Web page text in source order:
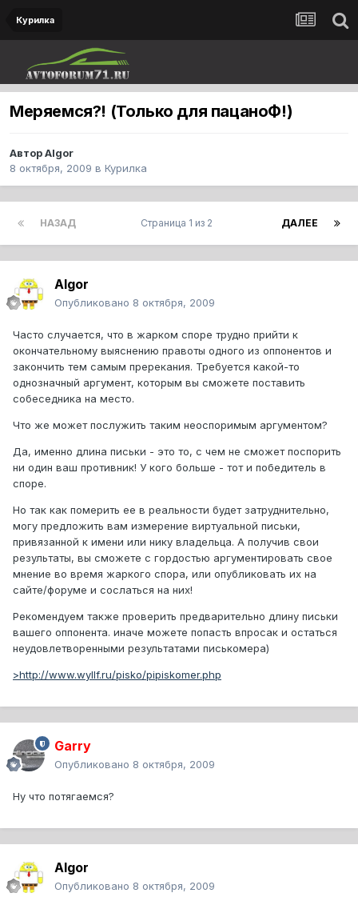
Курилка
Меряемся?! (Только для пацаноФ!)
АвторAlgor
8 октября, 2009 в Курилка
НАЗАД ДАЛЕЕ
Страница 1 из 2
Algor
Опубликовано 8 октября, 2009
Часто случается, что в жарком споре трудно прийти к
окончательному выяснению правоты одного из оппонентов и
закончить тем самым пререкания. Требуется какой-то
однозначный аргумент, которым вы сможете поставить
собеседника на место.
Что же может послужить таким неоспоримым аргументом?
Да, именно длина письки - это то, с чем не сможет поспорить
ни один ваш противник! У кого больше - тот и победитель в
споре.
Но так как померить ее в реальности будет затруднительно,
могу предложить вам измерение виртуальной письки,
привязанной к имени или нику владельца. А получив свои
результаты, вы сможете с гордостью аргументировать свое
мнение во время жаркого спора, или опубликовать их на
сайте/форуме и сослаться на них!
Рекомендуем также проверить предварительно длину письки
вашего оппонента. иначе можете попасть впросак и остаться
неудовлетворенными результатами писькомера)
>http://www.wyllf.ru/pisko/pipiskomer.php
Garry
Опубликовано 8 октября, 2009
Ну что потягаемся?
Algor
Опубликовано 8 октября, 2009